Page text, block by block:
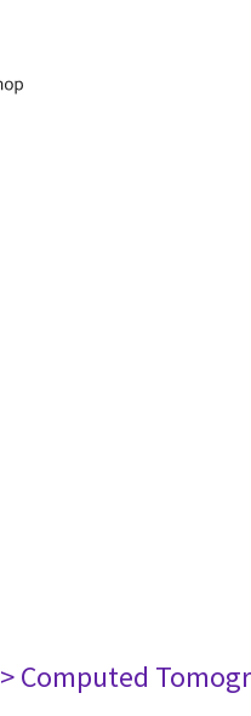
> Computed